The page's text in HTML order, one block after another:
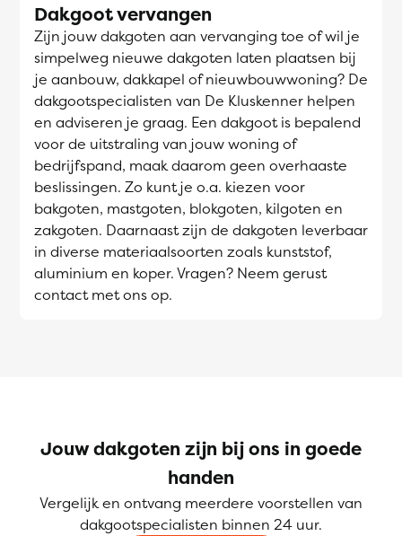
Dakgoot vervangen
Zijn jouw dakgoten aan vervanging toe of wil je
simpelweg nieuwe dakgoten laten plaatsen bij
je aanbouw, dakkapel of nieuwbouwwoning? De
dakgootspecialisten van De Kluskenner helpen
en adviseren je graag. Een dakgoot is bepalend
voor de uitstraling van jouw woning of
bedrijfspand, maak daarom geen overhaaste
beslissingen. Zo kunt je o.a. kiezen voor
bakgoten, mastgoten, blokgoten, kilgoten en
zakgoten. Daarnaast zijn de dakgoten leverbaar
in diverse materiaalsoorten zoals kunststof,
aluminium en koper. Vragen? Neem gerust
contact met ons op.
Jouw dakgoten zijn bij ons in goede
handen
Vergelijk en ontvang meerdere voorstellen van
dakgootspecialisten binnen 24 uur.